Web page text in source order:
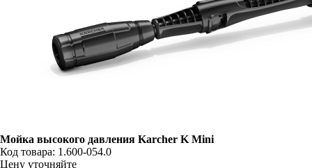
Мойка высокого давления Karcher K Mini
Код товара: 1.600-054.0
Цену уточняйте